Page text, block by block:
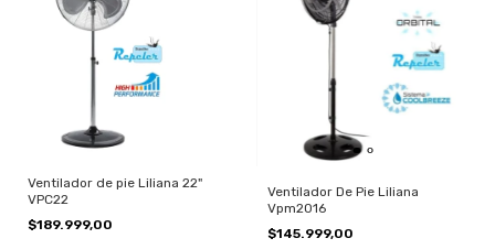
Ventilador de pie Liliana 22"
VPC22
$189.999,00
Ventilador De Pie Liliana
Vpm2016
$145.999,00